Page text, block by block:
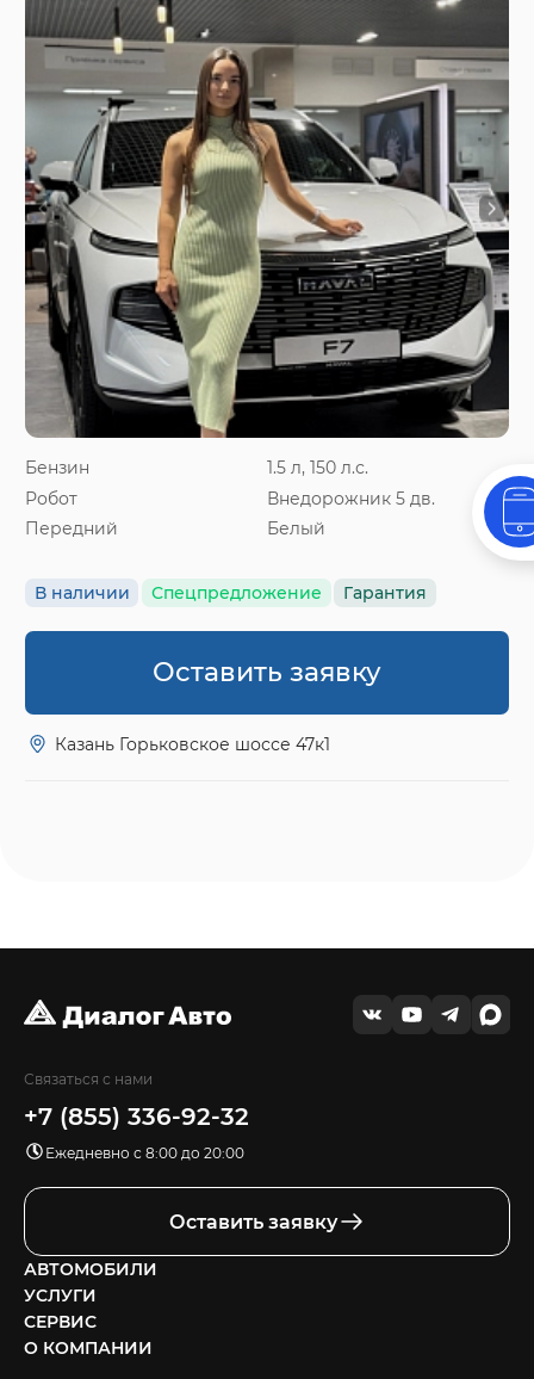
Бензин
1.5 л, 150 л.с.
Робот
Внедорожник 5 дв.
Передний
Белый
В наличии Спецпредложение Гарантия
Оставить заявку
Казань Горьковское шоссе 47к1
Связаться с нами
+7 (855) 336-92-32
Ежедневно с 8:00 до 20:00
Оставить заявку
АВТОМОБИЛИ
УСЛУГИ
СЕРВИС
О КОМПАНИИ